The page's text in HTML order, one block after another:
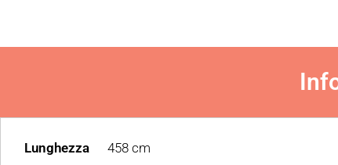
Lunghezza 458 cm